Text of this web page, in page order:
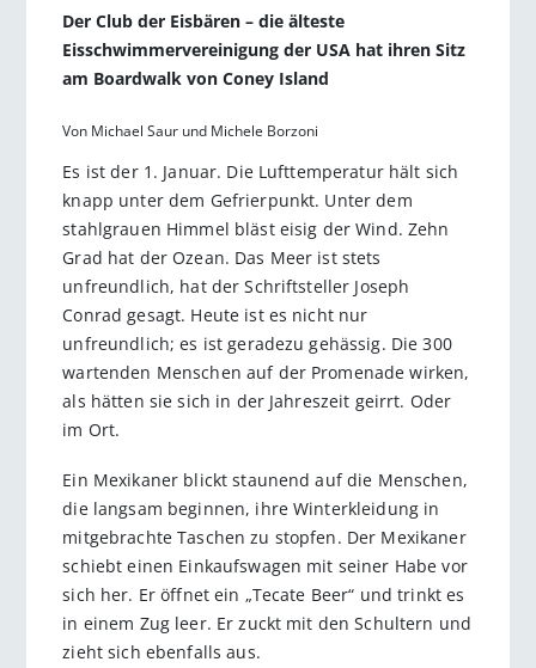
Der Club der Eisbären – die älteste
Eisschwimmervereinigung der USA hat ihren Sitz
am Boardwalk von Coney Island
Von Michael Saur und Michele Borzoni
Es ist der 1. Januar. Die Lufttemperatur hält sich
knapp unter dem Gefrierpunkt. Unter dem
stahlgrauen Himmel bläst eisig der Wind. Zehn
Grad hat der Ozean. Das Meer ist stets
unfreundlich, hat der Schriftsteller Joseph
Conrad gesagt. Heute ist es nicht nur
unfreundlich; es ist geradezu gehässig. Die 300
wartenden Menschen auf der Promenade wirken,
als hätten sie sich in der Jahreszeit geirrt. Oder
im Ort.
Ein Mexikaner blickt staunend auf die Menschen,
die langsam beginnen, ihre Winterkleidung in
mitgebrachte Taschen zu stopfen. Der Mexikaner
schiebt einen Einkaufswagen mit seiner Habe vor
sich her. Er öffnet ein „Tecate Beer“ und trinkt es
in einem Zug leer. Er zuckt mit den Schultern und
zieht sich ebenfalls aus.